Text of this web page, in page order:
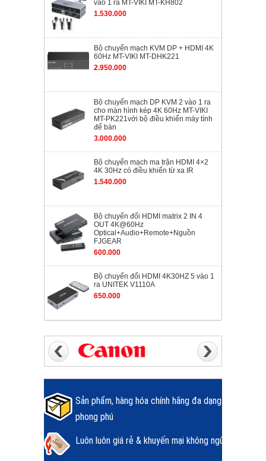
vào 1 ra MT-VIKI MT-KH802
1.530.000
Bộ chuyển mạch KVM DP + HDMI 4K
60Hz MT-VIKI MT-DHK221
2.950.000
Bộ chuyển mạch DP KVM 2 vào 1 ra
cho màn hình kép 4K 60Hz MT-VIKI
MT-PK221với bộ điều khiển máy tính
để bàn
3.000.000
Bộ chuyển mạch ma trận HDMI 4×2
4K 30Hz có điều khiển từ xa IR
1.540.000
Bộ chuyển đổi HDMI matrix 2 IN 4
OUT 4K@60Hz
Optical+Audio+Remote+Nguồn
FJGEAR
600.000
Bộ chuyển đổi HDMI 4K30HZ 5 vào 1
ra UNITEK V1110A
650.000
Sản phẩm, hàng hóa chính hãng đa dạng
phong phú
Luôn luôn giá rẻ & khuyến mại không ngừng.